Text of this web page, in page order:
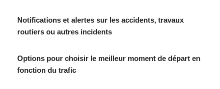
Notifications et alertes sur les accidents, travaux
routiers ou autres incidents
Options pour choisir le meilleur moment de départ en
fonction du trafic